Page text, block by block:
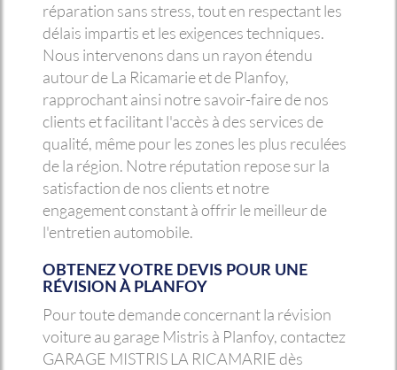
réparation sans stress, tout en respectant les
délais impartis et les exigences techniques.
Nous intervenons dans un rayon étendu
autour de La Ricamarie et de Planfoy,
rapprochant ainsi notre savoir-faire de nos
clients et facilitant l'accès à des services de
qualité, même pour les zones les plus reculées
de la région. Notre réputation repose sur la
satisfaction de nos clients et notre
engagement constant à offrir le meilleur de
l'entretien automobile.
OBTENEZ VOTRE DEVIS POUR UNE
RÉVISION À PLANFOY
Pour toute demande concernant la révision
voiture au garage Mistris à Planfoy, contactez
GARAGE MISTRIS LA RICAMARIE dès